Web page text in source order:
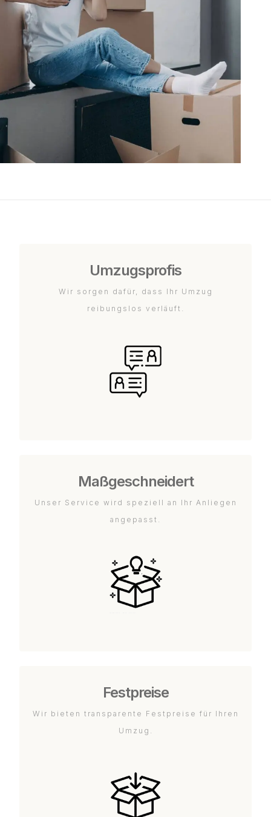
Umzugsprofis
Wir sorgen dafür, dass Ihr Umzug
reibungslos verläuft.
Maßgeschneidert
Unser Service wird speziell an Ihr Anliegen
angepasst.
Festpreise
Wir bieten transparente Festpreise für Ihren
Umzug.